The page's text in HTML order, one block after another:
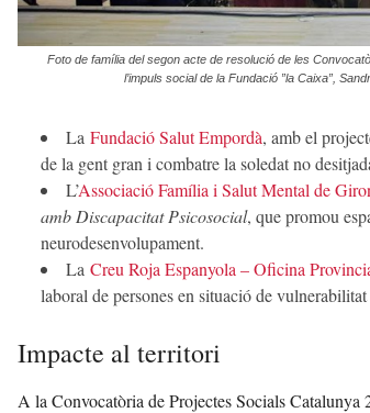
Foto de família del segon acte de resolució de les
l’impuls social de la Fundació ”la Caixa”,
La Fundació Salut Empordà, amb el
de la gent gran i combatre la soledat no
L’Associació Família i Salut Mental de
amb Discapacitat Psicosocial, que promou
neurodesenvolupament.
La Creu Roja Espanyola – Oficina
laboral de persones en situació de vulnerabilitat
Impacte al territori
A la Convocatòria de Projectes Socials Catalunya